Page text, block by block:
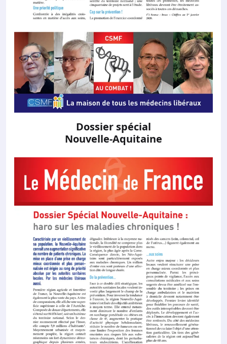
Dossier spécial
Nouvelle-Aquitaine